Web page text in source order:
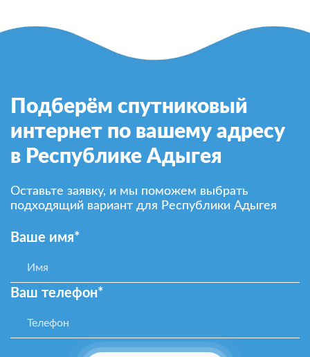
Подберём спутниковый
интернет по вашему адресу
в Республике Адыгея
Оставьте заявку, и мы поможем выбрать
подходящий вариант для Республики Адыгея
Ваше имя*
Ваш телефон*